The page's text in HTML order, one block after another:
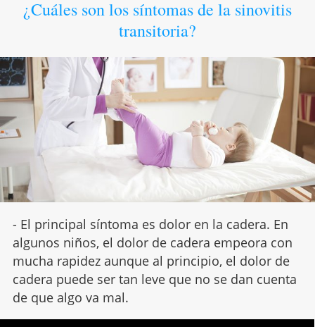
¿Cuáles son los síntomas de la sinovitis
transitoria?
- El principal síntoma es dolor en la cadera. En
algunos niños, el dolor de cadera empeora con
mucha rapidez aunque al principio, el dolor de
cadera puede ser tan leve que no se dan cuenta
de que algo va mal.